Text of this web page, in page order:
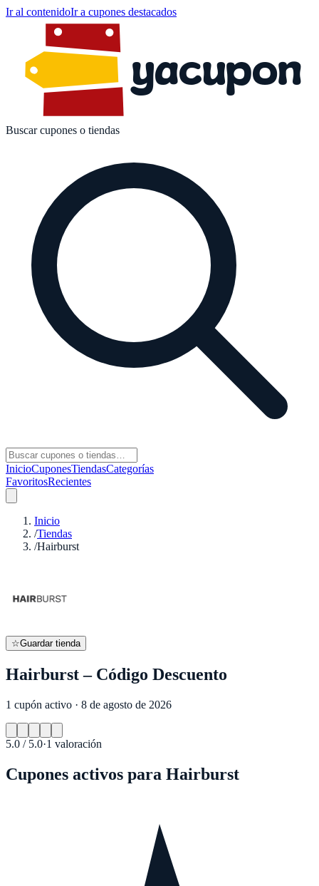
Ir al contenidoIr a cupones destacados
yacupon
Buscar cupones o tiendas
InicioCuponesTiendasCategorías
FavoritosRecientes
Inicio
/Tiendas
/Hairburst
☆Guardar tienda
Hairburst – Código Descuento
1 cupón activo · 8 de agosto de 2026
5.0 / 5.0·1 valoración
Cupones activos para Hairburst